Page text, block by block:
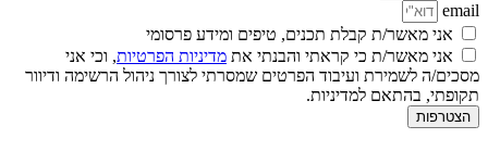
email
אני מאשר/ת קבלת תכנים, טיפים ומידע פרסומי
אני מאשר/ת כי קראתי והבנתי את מדיניות הפרטיות, וכי אני
מסכים/ה לשמירת ועיבוד הפרטים שמסרתי לצורך ניהול הרשימה ודיוור
תקופתי, בהתאם למדיניות.
הצטרפות